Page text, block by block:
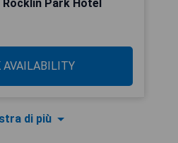
Rocklin Park Hotel
AVAILABILITY
di più